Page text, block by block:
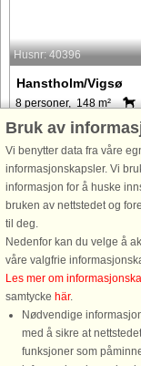
Husnr: 40396
Hanstholm/Vigsø
8 personer, 148 m²
600 m til kyst.
Dette store sommerhus i
ligger skønt og ugeneret
naturgrund, kun ca. 600
vandet. Huset er omgivet
natur, og vejen til
gennem et ubebygget
fra 5.970
Bruk av
Vi benytter data fra våre
informasjonskapsler. Vi
informasjon for å huske
bruken av nettstedet og
til deg.
Nedenfor kan du velge å
våre valgfrie
Les mer om
samtycke här.
Nødvendige
med å sikre at
funksjoner som